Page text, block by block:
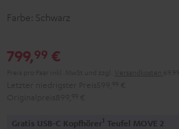
Farbe: Schwarz
799,99 €
Gratis USB-C Kopfhörer1 Teufel MOVE 2